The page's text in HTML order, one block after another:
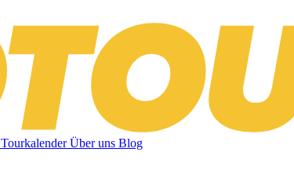
TourkalenderÜber uns Blog